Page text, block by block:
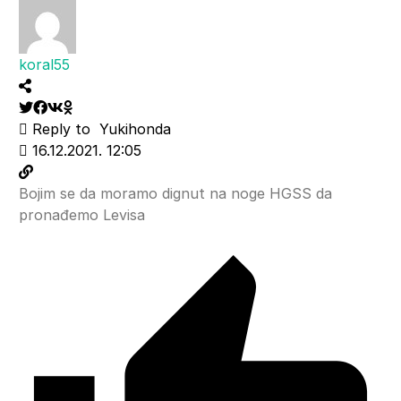
koral55
Reply to Yukihonda
16.12.2021. 12:05
Bojim se da moramo dignut na noge HGSS da
pronađemo Levisa